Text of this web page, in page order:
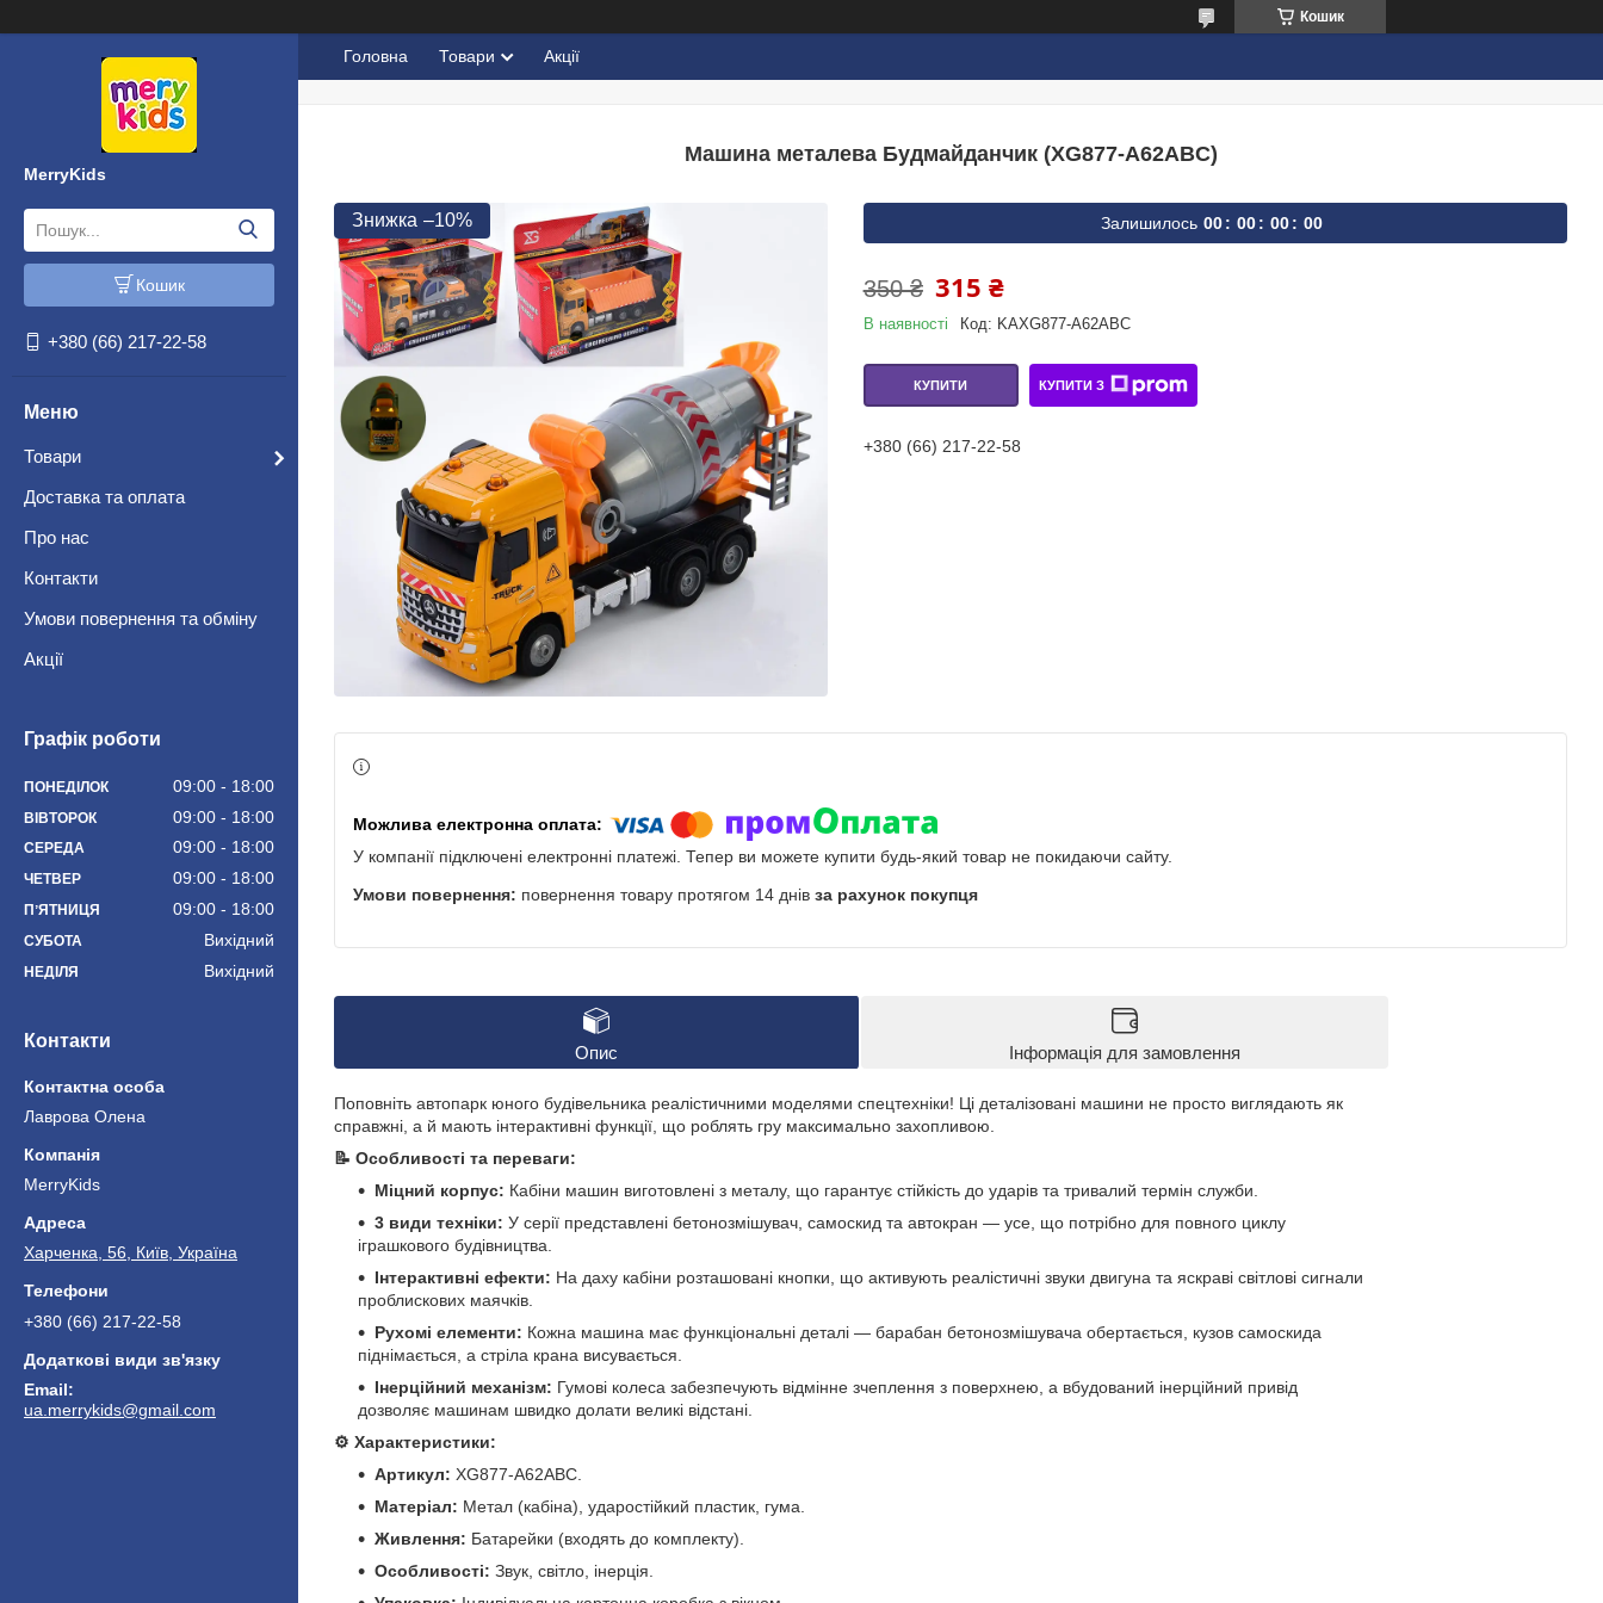
Кошик
MerryKids
Кошик
+380 (66) 217-22-58
Товари
Доставка та оплата
Про нас
Контакти
Умови повернення та обміну
Акції
Графік роботи
ПОНЕДІЛОК 09:00 18:00
ВІВТОРОК 09:00 18:00
СЕРЕДА 09:00 18:00
ЧЕТВЕР 09:00 18:00
ПʼЯТНИЦЯ 09:00 18:00
СУБОТА Вихідний
НЕДІЛЯ Вихідний
Контакти
Лаврова Олена
MerryKids
Харченка, 56, Київ, Україна
+380 (66) 217-22-58
ua.merrykids@gmail.com
Головна Товари Акції
Машина металева Будмайданчик (XG877-A62ABC)
–10% Залишилось 00 00 00 00
350 ₴ 315 ₴
В наявності Код: KAXG877-A62ABC
КУПИТИ КУПИТИ З
+380 (66) 217-22-58
У компанії підключені електронні платежі. Тепер ви можете купити будь-який товар не покидаючи сайту.
повернення товару протягом 14 днів за рахунок покупця
Опис Інформація для замовлення
Поповніть автопарк юного будівельника реалістичними моделями спецтехніки! Ці деталізовані машини не просто виглядають як
справжні, а й мають інтерактивні функції, що роблять гру максимально захопливою.
📝 Особливості та переваги:
Міцний корпус: Кабіни машин виготовлені з металу, що гарантує стійкість до ударів та тривалий термін служби.
3 види техніки: У серії представлені бетонозмішувач, самоскид та автокран — усе, що потрібно для повного циклу
іграшкового будівництва.
Інтерактивні ефекти: На даху кабіни розташовані кнопки, що активують реалістичні звуки двигуна та яскраві світлові сигнали
проблискових маячків.
Рухомі елементи: Кожна машина має функціональні деталі — барабан бетонозмішувача обертається, кузов самоскида
піднімається, а стріла крана висувається.
Інерційний механізм: Гумові колеса забезпечують відмінне зчеплення з поверхнею, а вбудований інерційний привід
дозволяє машинам швидко долати великі відстані.
⚙️ Характеристики:
Артикул: XG877-A62ABC.
Матеріал: Метал (кабіна), ударостійкий пластик, гума.
Живлення: Батарейки (входять до комплекту).
Особливості: Звук, світло, інерція.